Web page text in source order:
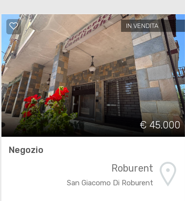
IN VENDITA
€ 45.000
Negozio
Roburent
San Giacomo Di Roburent